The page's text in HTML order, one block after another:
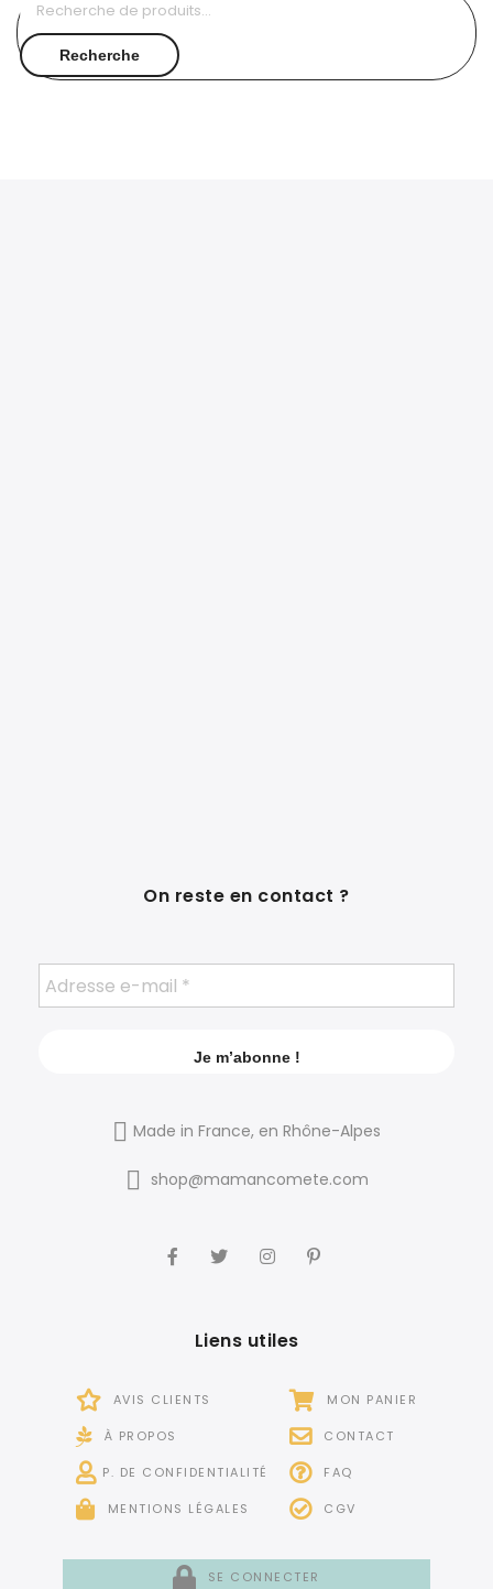
Recherche
On reste en contact ?
Made in France, en Rhône-Alpes
shop@mamancomete.com
Liens utiles
AVIS CLIENTS
À PROPOS
P. DE CONFIDENTIALITÉ
MENTIONS LÉGALES
MON PANIER
CONTACT
FAQ
CGV
SE CONNECTER